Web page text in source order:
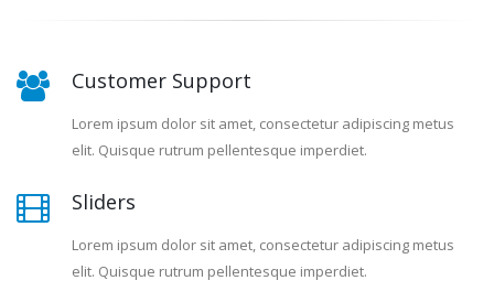
Customer Support
Lorem ipsum dolor sit amet, consectetur adipiscing metus
elit. Quisque rutrum pellentesque imperdiet.
Sliders
Lorem ipsum dolor sit amet, consectetur adipiscing metus
elit. Quisque rutrum pellentesque imperdiet.